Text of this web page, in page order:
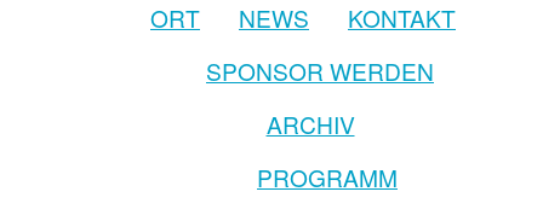
ORT
NEWS
KONTAKT
SPONSOR WERDEN
ARCHIV
PROGRAMM